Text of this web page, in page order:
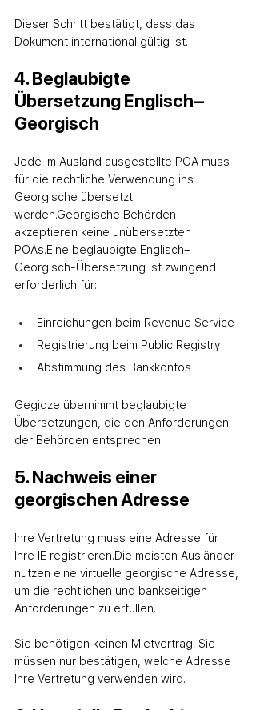
Dieser Schritt bestätigt, dass das
Dokument international gültig ist.
4. Beglaubigte
Übersetzung Englisch–
Georgisch
Jede im Ausland ausgestellte POA muss
für die rechtliche Verwendung ins
Georgische übersetzt
werden.Georgische Behörden
akzeptieren keine unübersetzten
POAs.Eine beglaubigte Englisch–
Georgisch-Übersetzung ist zwingend
erforderlich für:
Einreichungen beim Revenue Service
Registrierung beim Public Registry
Abstimmung des Bankkontos
Gegidze übernimmt beglaubigte
Übersetzungen, die den Anforderungen
der Behörden entsprechen.
5. Nachweis einer
georgischen Adresse
Ihre Vertretung muss eine Adresse für
Ihre IE registrieren.Die meisten Ausländer
nutzen eine virtuelle georgische Adresse,
um die rechtlichen und bankseitigen
Anforderungen zu erfüllen.
Sie benötigen keinen Mietvertrag. Sie
müssen nur bestätigen, welche Adresse
Ihre Vertretung verwenden wird.